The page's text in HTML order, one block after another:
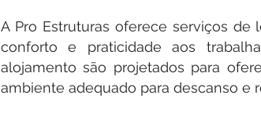
A Pro Estruturas oferece serviços
conforto e praticidade aos
alojamento são projetados para
ambiente adequado para descanso e